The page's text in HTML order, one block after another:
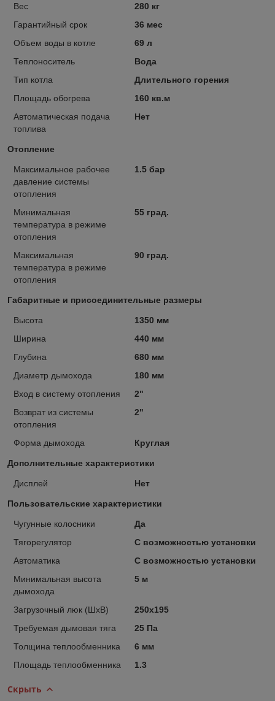
Вес
280 кг
Гарантийный срок
36 мес
Объем воды в котле
69 л
Теплоноситель
Вода
Тип котла
Длительного горения
Площадь обогрева
160 кв.м
Автоматическая подача
топлива
Нет
Отопление
Максимальное рабочее
давление системы
отопления
1.5 бар
Минимальная
температура в режиме
отопления
55 град.
Максимальная
температура в режиме
отопления
90 град.
Габаритные и присоединительные размеры
Высота
1350 мм
Ширина
440 мм
Глубина
680 мм
Диаметр дымохода
180 мм
Вход в систему отопления
2"
Возврат из системы
отопления
2"
Форма дымохода Круглая
Дополнительные характеристики
Дисплей Нет
Пользовательские характеристики
Чугунные колосники
Да
Тягорегулятор
С возможностью установки
Автоматика
С возможностью установки
Минимальная высота
дымохода
5 м
Загрузочный люк (ШxВ)
250x195
Требуемая дымовая тяга
25 Па
Толщина теплообменника
6 мм
Площадь теплообменника
1.3
Скрыть